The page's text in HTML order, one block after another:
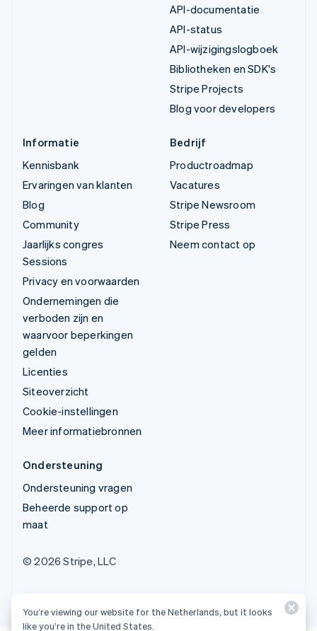
API-documentatie
API-status
API-wijzigingslogboek
Bibliotheken en SDK's
Stripe Projects
Blog voor developers
Informatie
Kennisbank
Ervaringen van klanten
Blog
Community
Jaarlijks congres
Sessions
Privacy en voorwaarden
Ondernemingen die
verboden zijn en
waarvoor beperkingen
gelden
Licenties
Siteoverzicht
Cookie-instellingen
Meer informatiebronnen
Bedrijf
Productroadmap
Vacatures
Stripe Newsroom
Stripe Press
Neem contact op
Ondersteuning
Ondersteuning vragen
Beheerde support op
maat
© 2026 Stripe, LLC
You’re viewing our website for the Netherlands, but it looks
like you’re in the United States.